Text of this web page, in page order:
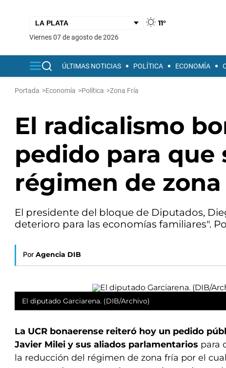
11°
viernes 07 de agosto de 2026
ÚLTIMAS NOTICIAS POLÍTICA ECONOMÍA
Portada >Economía >Política >Zona Fría
El radicalismo
pedido para que
régimen de
El presidente del bloque de Diputados,
deterioro para las economías familiares".
Por Agencia DIB
El diputado Garciarena. (DIB/Archivo)
La UCR bonaerense reiteró hoy un pedido
Javier Milei y sus aliados parlamentarios para
la reducción del régimen de zona fría por el